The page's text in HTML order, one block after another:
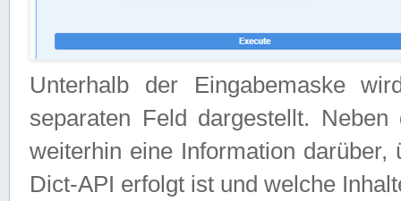
Unterhalb der Eingabemaske
separaten Feld dargestellt.
weiterhin eine Information
Dict-API erfolgt ist und welche